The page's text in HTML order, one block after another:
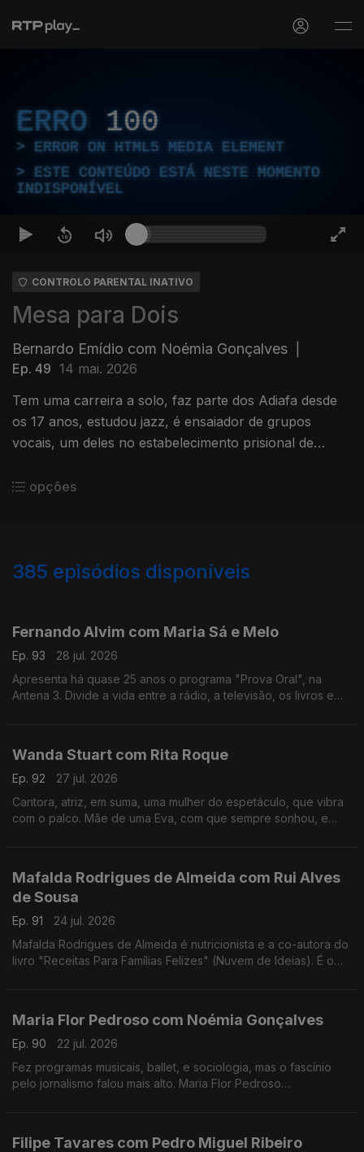
ERRO 100
ERROR ON HTML5 MEDIA ELEMENT
ESTE CONTEÚDO ESTÁ NESTE MOMENTO
INDISPONÍVEL
CONTROLO PARENTAL INATIVO
Mesa para Dois
Bernardo Emídio com Noémia Gonçalves
Ep. 49 14 mai. 2026
Tem uma carreira a solo, faz parte dos Adiafa desde
os 17 anos, estudou jazz, é ensaiador de grupos
vocais, um deles no estabelecimento prisional de
ADN.opções
385 episódios disponíveis
Fernando Alvim com Maria Sá e Melo
Ep. 93
28 jul. 2026
Apresenta há quase 25 anos o programa "Prova Oral", na
Antena 3. Divide a vida entre a rádio, a televisão, os livros e
Wanda Stuart com Rita Roque
Ep. 92
27 jul. 2026
Cantora, atriz, em suma, uma mulher do espetáculo, que vibra
com o palco. Mãe de uma Eva, com que sempre sonhou, e
Mafalda Rodrigues de Almeida com Rui Alves
de Sousa
Ep. 91
24 jul. 2026
Mafalda Rodrigues de Almeida é nutricionista e a co-autora do
livro "Receitas Para Famílias Felizes" (Nuvem de Ideias). É o
Maria Flor Pedroso com Noémia Gonçalves
Ep. 90
22 jul. 2026
Fez programas musicais, ballet, e sociologia, mas o fascínio
pelo jornalismo falou mais alto. Maria Flor Pedroso
Filipe Tavares com Pedro Miguel Ribeiro